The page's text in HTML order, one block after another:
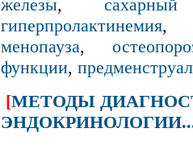
железы,
гиперпролактинемия
менопауза,
функции,
[МЕТОДЫ